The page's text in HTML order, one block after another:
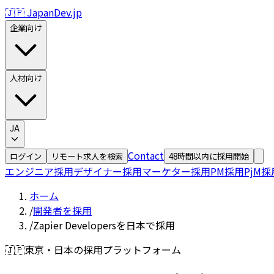
🇯🇵 JapanDev.jp
企業向け
人材向け
JA
ログイン リモート求人を検索 Contact 48時間以内に採用開始
エンジニア採用デザイナー採用マーケター採用PM採用PjM採
ホーム
/開発者を採用
/Zapier Developersを日本で採用
🇯🇵東京・日本の採用プラットフォーム